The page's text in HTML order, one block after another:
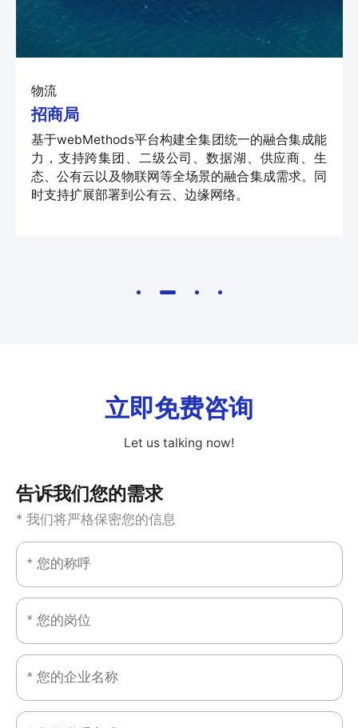
物流
招商局
基于webMethods平台构建全集团统一的融合集成能
力，支持跨集团、二级公司、数据湖、供应商、生
态、公有云以及物联网等全场景的融合集成需求。同
时支持扩展部署到公有云、边缘网络。
立即免费咨询
Let us talking now!
告诉我们您的需求
* 我们将严格保密您的信息